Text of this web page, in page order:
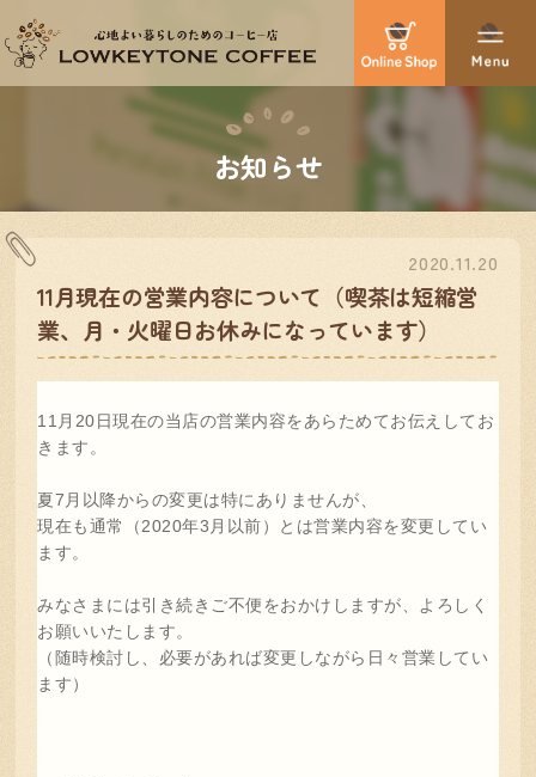
お知らせ
2020.11.20
11月現在の営業内容について（喫茶は短縮営
業、月・火曜日お休みになっています）
11月20日現在の当店の営業内容をあらためてお伝えしてお
きます。
夏7月以降からの変更は特にありませんが、
現在も通常（2020年3月以前）とは営業内容を変更してい
ます。
みなさまには引き続きご不便をおかけしますが、よろしく
お願いいたします。
（随時検討し、必要があれば変更しながら日々営業してい
ます）